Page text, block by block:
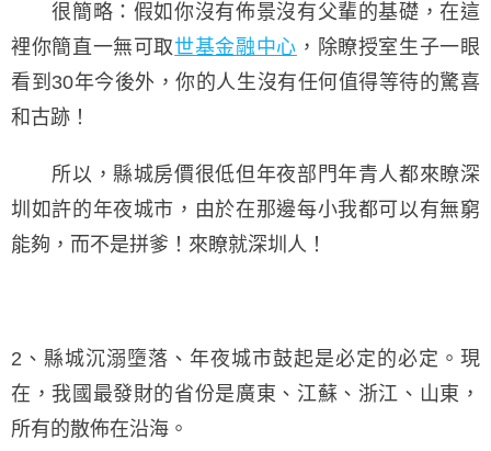
很簡略：假如你沒有佈景沒有父輩的基礎，在這
裡你簡直一無可取世基金融中心 ，除瞭授室生子一眼
看到30年今後外，你的人生沒有任何值得等待的驚喜
和古跡！
所以，縣城房價很低但年夜部門年青人都來瞭深
圳如許的年夜城市，由於在那邊每小我都可以有無窮
能夠，而不是拼爹！來瞭就深圳人！
2、縣城沉溺墮落、年夜城市鼓起是必定的必定。現
在，我國最發財的省份是廣東、江蘇、浙江、山東，
所有的散佈在沿海。